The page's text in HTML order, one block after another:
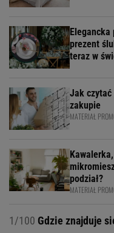
prezent
teraz w
Jak czytać
zakupie
MATERIAŁ
podział?
MATERIAŁ
1/100 Gdzie znajduje